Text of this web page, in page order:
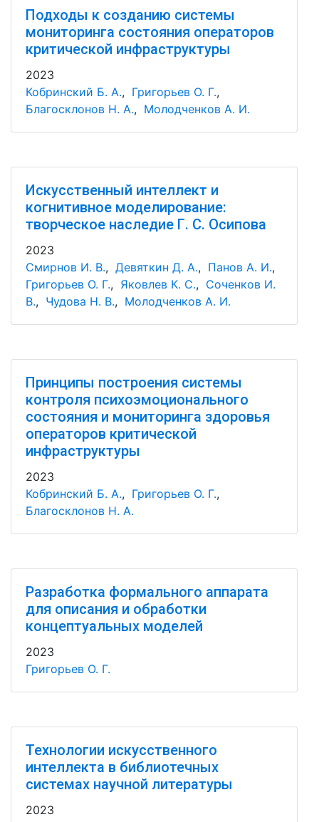
Подходы к созданию системы
мониторинга состояния операторов
критической инфраструктуры
2023
Кобринский Б. А., Григорьев О. Г.,
Благосклонов Н. А., Молодченков А. И.
Искусственный интеллект и
когнитивное моделирование:
творческое наследие Г. С. Осипова
2023
Смирнов И. В., Девяткин Д. А., Панов А. И.,
Григорьев О. Г., Яковлев К. С., Соченков И.
В., Чудова Н. В., Молодченков А. И.
Принципы построения системы
контроля психоэмоционального
состояния и мониторинга здоровья
операторов критической
инфраструктуры
2023
Кобринский Б. А., Григорьев О. Г.,
Благосклонов Н. А.
Разработка формального аппарата
для описания и обработки
концептуальных моделей
2023
Григорьев О. Г.
Технологии искусственного
интеллекта в библиотечных
системах научной литературы
2023